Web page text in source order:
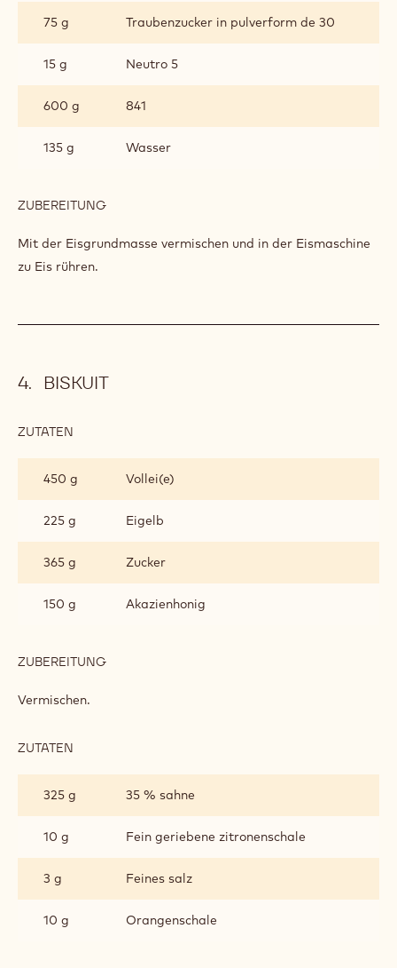
75 g Traubenzucker in pulverform de 30
15 g Neutro 5
600 g 841
135 g Wasser
ZUBEREITUNG
GELATO
Mit der Eisgrundmasse vermischen und in der Eismaschine
zu Eis rühren.
BISKUIT
ZUTATEN
450 g
Vollei(e)
225 g Eigelb
365 g Zucker
150 g Akazienhonig
ZUBEREITUNG
Vermischen.
ZUTATEN
325 g
35 % sahne
10 g Fein geriebene zitronenschale
3 g Feines salz
10 g Orangenschale